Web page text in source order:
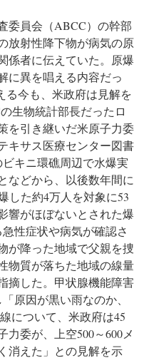
委員会（ABCC）の幹部
放射性降下物が病気の原
係者に伝えていた。原爆
に異を唱える内容だっ
る今も、米政府は見解を
生物統計部長だったロ
を引き継いだ米原子力委
キサス医療センター図書
キニ環礁周辺で水爆実
などから、以後数年間に
た約4万人を対象に53
響がほぼないとされた爆
性症状や病気が確認さ
が降った地域で父親を捜
物質が落ちた地域の線量
摘した。甲状腺機能障害
原因が黒い雨なのか、
について、米政府は45
委が、上空500～600メ
消えた」との見解を示